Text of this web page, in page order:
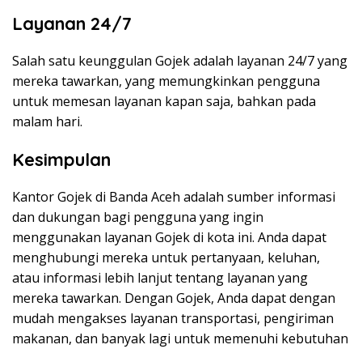
Layanan 24/7
Salah satu keunggulan Gojek adalah layanan 24/7 yang
mereka tawarkan, yang memungkinkan pengguna
untuk memesan layanan kapan saja, bahkan pada
malam hari.
Kesimpulan
Kantor Gojek di Banda Aceh adalah sumber informasi
dan dukungan bagi pengguna yang ingin
menggunakan layanan Gojek di kota ini. Anda dapat
menghubungi mereka untuk pertanyaan, keluhan,
atau informasi lebih lanjut tentang layanan yang
mereka tawarkan. Dengan Gojek, Anda dapat dengan
mudah mengakses layanan transportasi, pengiriman
makanan, dan banyak lagi untuk memenuhi kebutuhan